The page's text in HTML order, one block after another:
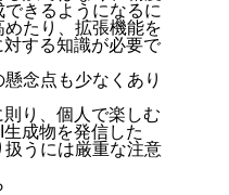
きるようになるに
たり、拡張機能を
する知識が必要で
念点も少なくあり
り、個人で楽しむ
成物を発信した
扱うには厳重な注意